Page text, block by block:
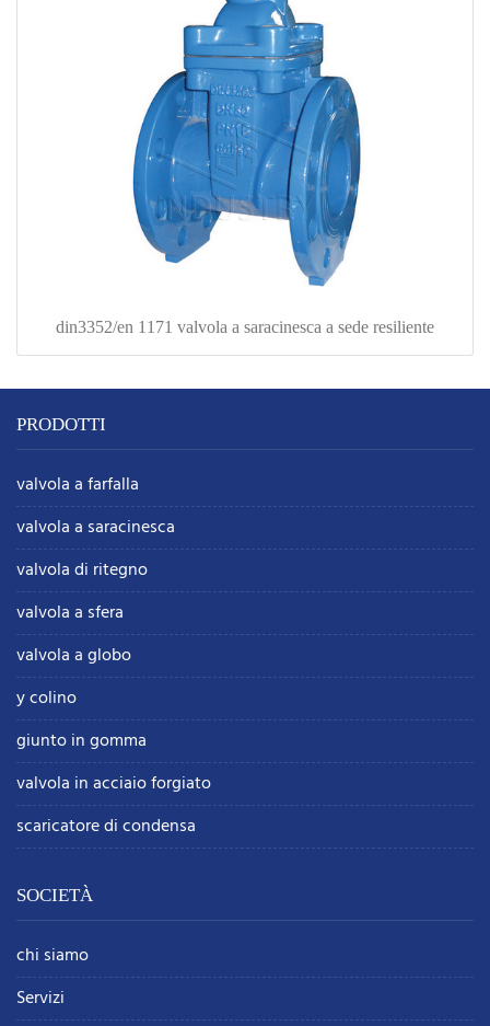
din3352/en 1171 valvola a saracinesca a sede resiliente
PRODOTTI
valvola a farfalla
valvola a saracinesca
valvola di ritegno
valvola a sfera
valvola a globo
y colino
giunto in gomma
valvola in acciaio forgiato
scaricatore di condensa
SOCIETÀ
chi siamo
Servizi